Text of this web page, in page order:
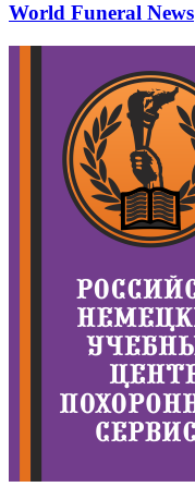
World Funeral News